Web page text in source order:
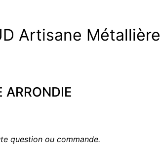
Artisane Métallière
ARRONDIE
question ou commande.